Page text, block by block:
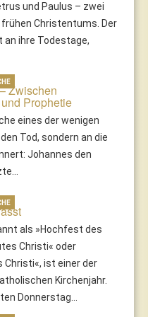
und Paulus – zwei
Christentums. Der
an ihre Todestage,
Zwischen
Prophetie
eines der wenigen
Tod, sondern an die
Johannes den
als »Hochfest des
Christi« oder
Christi«, ist einer der
Kirchenjahr.
Donnerstag…